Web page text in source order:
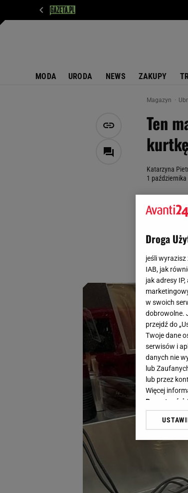
MODA URODA NEWS ZAKUPY
Magazyn
Ten
Katarzyna
1
wielkim
Wiesz
Droga
jeśli wyrazisz
IAB, jak
jak adresy
w swoich
dobrowolne.
przejdź do
Twoje dane
serwisów i
danych nie
lub
lub przez
Więcej
Prywatności
Klikając
dotyczące
odnośnik
plików
My, nasi